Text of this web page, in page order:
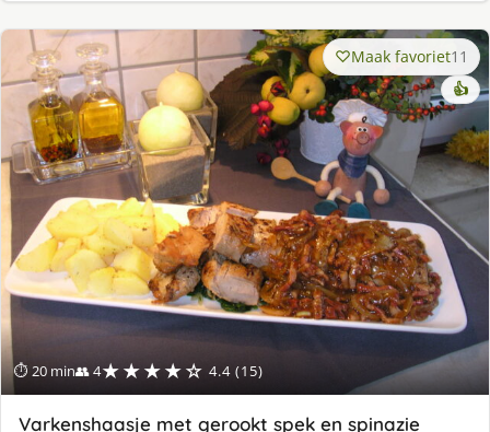
⏱ 20 min👥 4★★★★☆ 4.4 (15)
Maak favoriet11
👍
Varkenshaasje met gerookt spek en spinazie